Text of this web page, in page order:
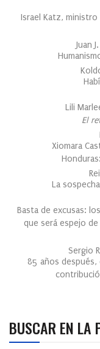
Israel Katz, ministro
Juan
Lili
El
Xiomara
La
Basta de excusas:
que será espejo
Sergio
85 años después,
BUSCAR EN LA